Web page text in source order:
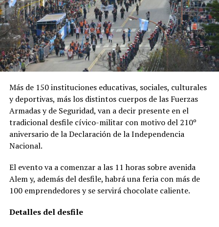
Más de 150 instituciones educativas, sociales, culturales
y deportivas, más los distintos cuerpos de las Fuerzas
Armadas y de Seguridad, van a decir presente en el
tradicional desfile cívico-militar con motivo del 210º
aniversario de la Declaración de la Independencia
Nacional.
El evento va a comenzar a las 11 horas sobre avenida
Alem y, además del desfile, habrá una feria con más de
100 emprendedores y se servirá chocolate caliente.
Detalles del desfile